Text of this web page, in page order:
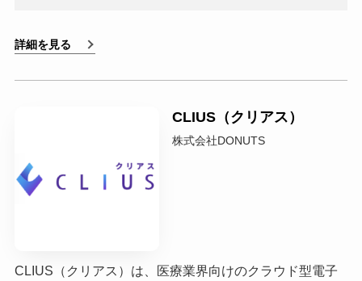
詳細を見る
CLIUS（クリアス）
株式会社DONUTS
CLIUS（クリアス）は、医療業界向けのクラウド型電子